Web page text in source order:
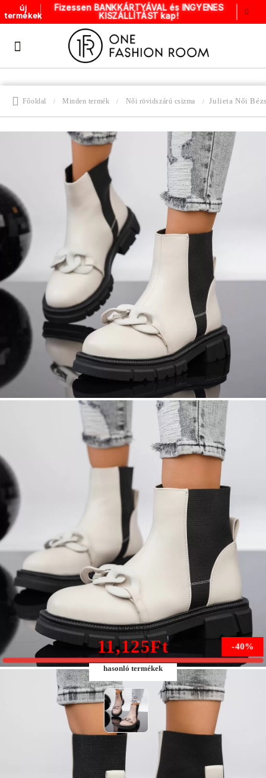
új
termékek
Fizessen BANKKÁRTYÁVAL és INGYENES
KISZÁLLÍTÁST kap!
Főoldal Minden termék Női rövidszárú csizma Julieta Női
Julieta Női Bézs Csizma #13064
-40%
11,125Ft
18,601Ft
hasonló termékek
Méret útmutató